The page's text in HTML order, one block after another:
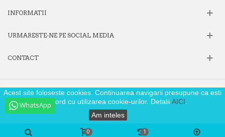
WhatsApp
INFORMATII
URMARESTE-NE PE SOCIAL MEDIA
CONTACT
Acest site foloseste cookies. Continuarea navigarii presupune ca esti
de acord cu utilizarea cookie-urilor. DetaliiAICI
Am inteles
Website operat de Fox Society SRL, Cod Fiscal 39605806, Reg. Com.
J40/9871/2018
0 1